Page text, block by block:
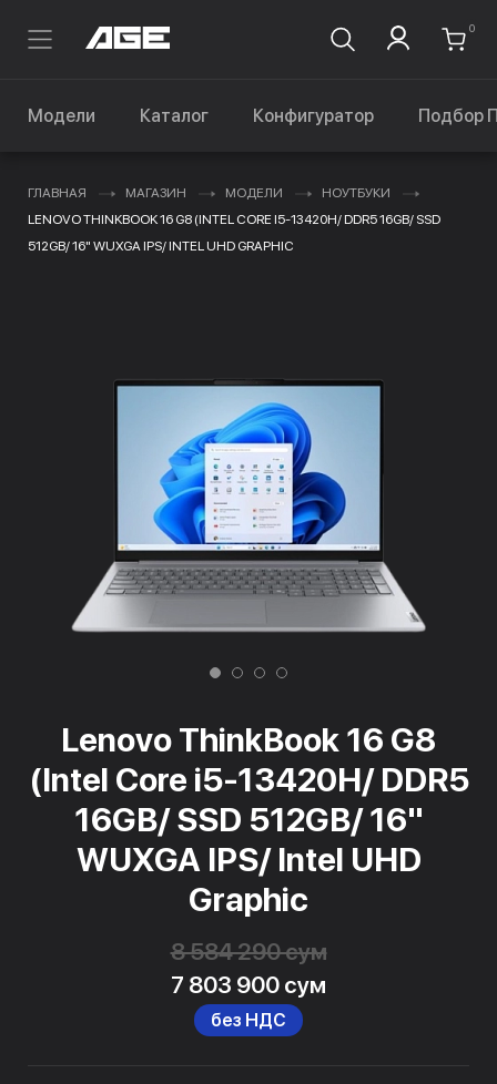
0
Модели Каталог Конфигуратор Подбор
ГЛАВНАЯ МАГАЗИН МОДЕЛИ
НОУТБУКИ
LENOVO THINKBOOK 16 G8 (INTEL CORE I5-13420H/ DDR5 16GB/ SSD
512GB/ 16" WUXGA IPS/ INTEL UHD GRAPHIC
Lenovo ThinkBook 16 G8
(Intel Core i5-13420H/ DDR5
16GB/ SSD 512GB/ 16"
WUXGA IPS/ Intel UHD
Graphic
8 584 290 сум
7 803 900 сум
без НДС